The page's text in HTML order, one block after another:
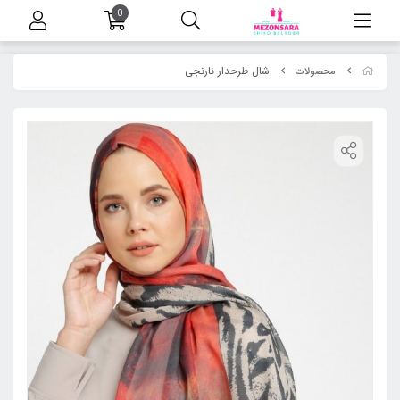
محصولات شال طرحدار نارنجی
0